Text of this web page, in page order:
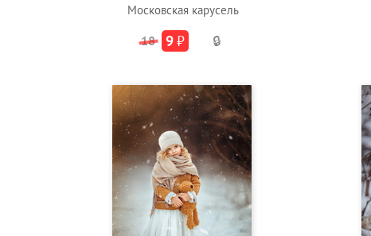
Московская карусель
18 9₽ 🔒